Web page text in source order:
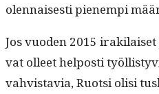
olen­nais­es­ti pienem­pi
Jos vuo­den 2015
vat olleet hel­posti
vahvis­tavia, Ruot­si olisi